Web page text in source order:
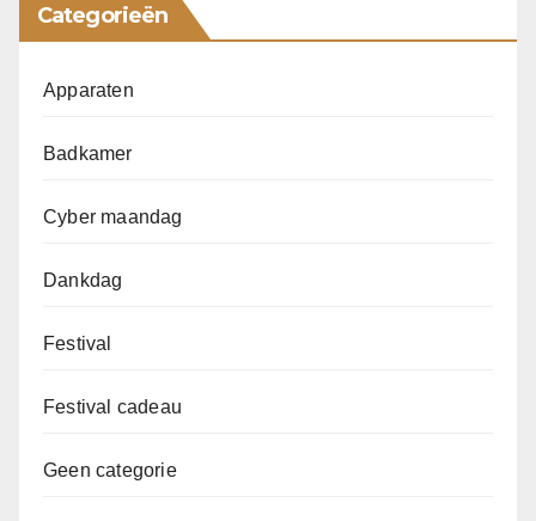
Categorieën
Apparaten
Badkamer
Cyber maandag
Dankdag
Festival
Festival cadeau
Geen categorie